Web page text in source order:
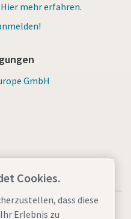
mehr erfahren.
GmbH
Cookies.
dass diese
Erlebnis zu